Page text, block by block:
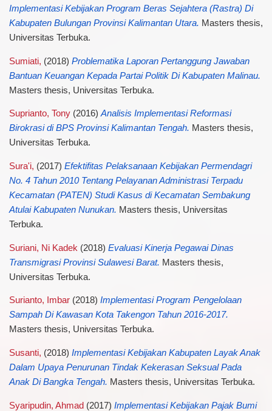
Implementasi Kebijakan Program Beras Sejahtera (Rastra) Di
Kabupaten Bulungan Provinsi Kalimantan Utara. Masters thesis,
Universitas Terbuka.
Sumiati, (2018) Problematika Laporan Pertanggung Jawaban
Bantuan Keuangan Kepada Partai Politik Di Kabupaten Malinau.
Masters thesis, Universitas Terbuka.
Suprianto, Tony(2016)Analisis Implementasi Reformasi
Birokrasi di BPS Provinsi Kalimantan Tengah. Masters thesis,
Universitas Terbuka.
Sura'i, (2017) Efektifitas Pelaksanaan Kebijakan Permendagri
No. 4 Tahun 2010 Tentang Pelayanan Administrasi Terpadu
Kecamatan (PATEN) Studi Kasus di Kecamatan Sembakung
Atulai Kabupaten Nunukan. Masters thesis, Universitas
Terbuka.
Suriani, Ni Kadek (2018) Evaluasi Kinerja Pegawai Dinas
Transmigrasi Provinsi Sulawesi Barat. Masters thesis,
Universitas Terbuka.
Surianto, Imbar(2018) Implementasi Program Pengelolaan
Sampah Di Kawasan Kota Takengon Tahun 2016-2017.
Masters thesis, Universitas Terbuka.
Susanti, (2018) Implementasi Kebijakan Kabupaten Layak Anak
Dalam Upaya Penurunan Tindak Kekerasan Seksual Pada
Anak Di Bangka Tengah. Masters thesis, Universitas Terbuka.
Syaripudin, Ahmad(2017) Implementasi Kebijakan Pajak Bumi